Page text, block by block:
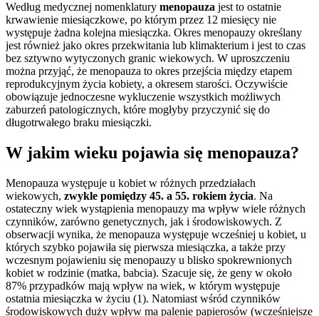
Według medycznej nomenklatury menopauza jest to ostatnie
krwawienie miesiączkowe, po którym przez 12 miesięcy nie
występuje żadna kolejna miesiączka. Okres menopauzy określany
jest również jako okres przekwitania lub klimakterium i jest to czas
bez sztywno wytyczonych granic wiekowych. W uproszczeniu
można przyjąć, że menopauza to okres przejścia między etapem
reprodukcyjnym życia kobiety, a okresem starości. Oczywiście
obowiązuje jednoczesne wykluczenie wszystkich możliwych
zaburzeń patologicznych, które mogłyby przyczynić się do
długotrwałego braku miesiączki.
W jakim wieku pojawia się menopauza?
Menopauza występuje u kobiet w różnych przedziałach
wiekowych, zwykle pomiędzy 45. a 55. rokiem życia. Na
ostateczny wiek wystąpienia menopauzy ma wpływ wiele różnych
czynników, zarówno genetycznych, jak i środowiskowych. Z
obserwacji wynika, że menopauza występuje wcześniej u kobiet, u
których szybko pojawiła się pierwsza miesiączka, a także przy
wczesnym pojawieniu się menopauzy u blisko spokrewnionych
kobiet w rodzinie (matka, babcia). Szacuje się, że geny w około
87% przypadków mają wpływ na wiek, w którym występuje
ostatnia miesiączka w życiu (1). Natomiast wśród czynników
środowiskowych duży wpływ ma palenie papierosów (wcześniejsze